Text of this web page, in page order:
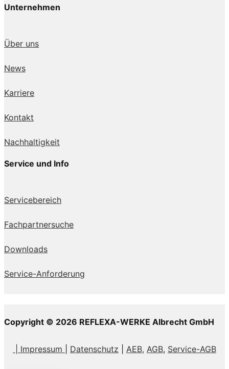
Unternehmen
Über uns
News
Karriere
Kontakt
Nachhaltigkeit
Service und Info
Servicebereich
Fachpartnersuche
Downloads
Service-Anforderung
Copyright © 2026 REFLEXA-WERKE Albrecht GmbH
| Impressum Datenschutz AEB, AGB, Service-AGB